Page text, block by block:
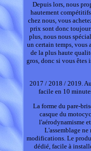
Depuis lors, nous
hautement
chez nous, vous
prix sont donc
plus, nous nous
un certain temps, vous
de la plus haute
gros, donc si vous êtes
2017 / 2018 / 2019.
facile en 10
La forme du pare-
casque du
l'aérodynamisme
L'assemblage ne
modifications. Le
dédié, facile à